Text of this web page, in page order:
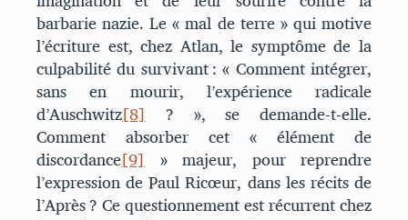
barbarie nazie. Le « mal de terre » qui motive
l’écriture est, chez Atlan, le symptôme de la
culpabilité du survivant : « Comment intégrer,
sans en mourir, l’expérience radicale
d’Auschwitz[8] ? », se demande-t-elle.
Comment absorber cet « élément de
discordance[9] » majeur, pour reprendre
l’expression de Paul Ricœur, dans les récits de
l’Après ? Ce questionnement est récurrent chez